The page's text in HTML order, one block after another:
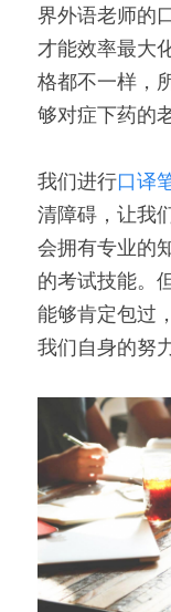
界外语老师的
才能效率最大
格都不一样，
够对症下药的
我们进行口译
清障碍，让我
会拥有专业的
的考试技能。
能够肯定包过
我们自身的努